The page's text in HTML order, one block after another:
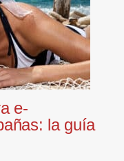
e-
la guía